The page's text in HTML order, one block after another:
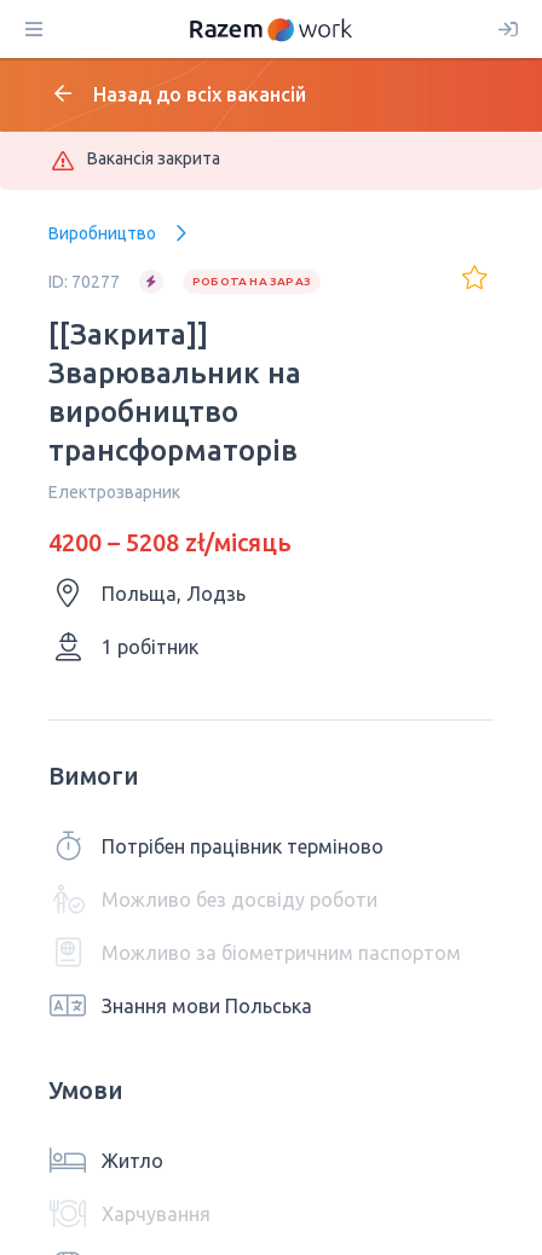
Назад до всіх вакансій
Вакансія закрита
Виробництво
ID: 70277 РОБОТА НА ЗАРАЗ
[[Закрита]]
Зварювальник на
виробництво
трансформаторів
Електрозварник
4200 – 5208 zł/місяць
Польща, Лодзь
1 робітник
Вимоги
Потрібен працівник терміново
Можливо без досвіду роботи
Можливо за біометричним паспортом
Знання мови Польська
Умови
Житло
Харчування